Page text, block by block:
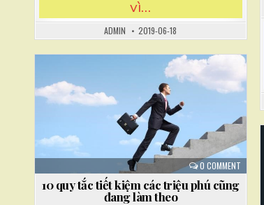
vì…
ADMIN 2019-06-18
0 COMMENT
Posted
in
10 quy tắc tiết kiệm các triệu phú cũng
đang làm theo